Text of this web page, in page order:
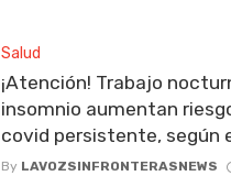
Salud
¡Atención! Trabajo
insomnio aumentan
covid persistente, según
By LAVOZSINFRONTERASNEWS